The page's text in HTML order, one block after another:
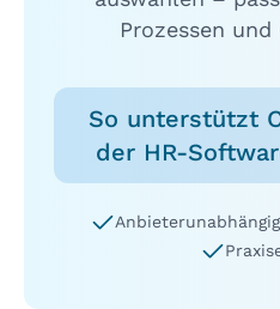
Prozessen
So unterstützt
der HR-
Anbieterunabhängig